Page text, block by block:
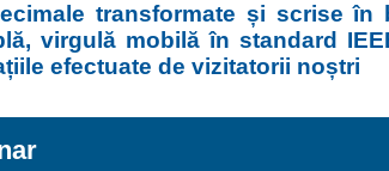
transformate și scrise
virgulă mobilă în standard
efectuate de vizitatorii noștri